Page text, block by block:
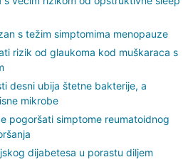
s težim simptomima menopauze
rizik od glaukoma kod muškaraca s
desni ubija štetne bakterije, a
mikrobe
pogoršati simptome reumatoidnog
dijabetesa u porastu diljem